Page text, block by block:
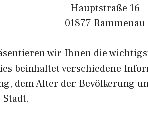
Hauptstraße 16
01877 Rammenau
wir Ihnen die
beinhaltet verschiedene
dem Alter der Bevölkerung